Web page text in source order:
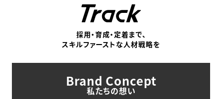
採用・育成・定着まで、
スキルファーストな人材戦略を
Brand Concept
私たちの想い